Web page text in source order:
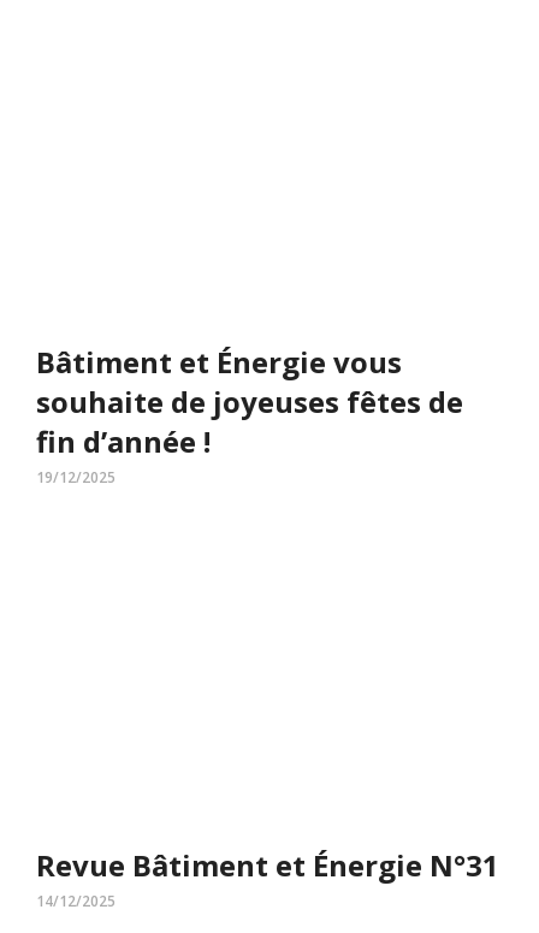
Bâtiment et Énergie vous
souhaite de joyeuses fêtes de
fin d’année !
19/12/2025
Revue Bâtiment et Énergie N°31
14/12/2025